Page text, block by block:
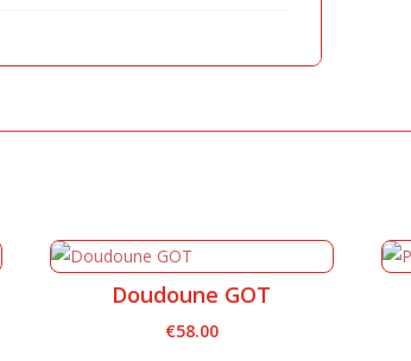
Doudoune GOT
€58.00